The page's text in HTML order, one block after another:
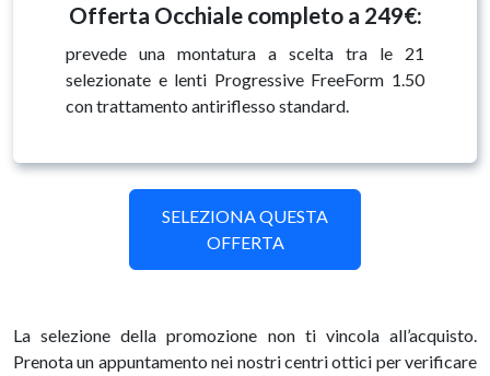
Offerta Occhiale completo a 249€:
prevede una montatura a scelta tra le 21
selezionate e lenti Progressive FreeForm 1.50
con trattamento antiriflesso standard.
SELEZIONA QUESTA
OFFERTA
La selezione della promozione non ti vincola all’acquisto.
Prenota un appuntamento nei nostri centri ottici per verificare